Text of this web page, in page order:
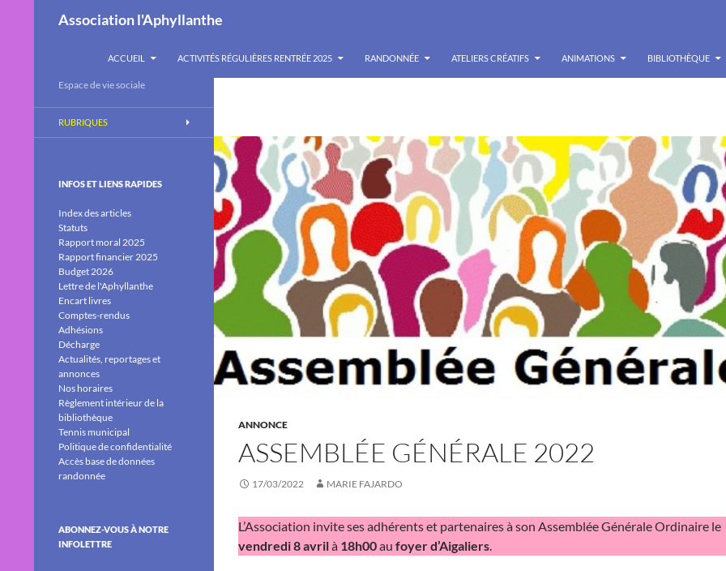
Association l'Aphyllanthe
ACCUEIL
ACTIVITÉS RÉGULIÈRES RENTRÉE 2025 RANDONNÉE ATELIERS CRÉATIFS ANIMATIONS BIBLIOTHÈQUE
ANNONCE
ASSEMBLÉE GÉNÉRALE 2022
17/03/2022 MARIE FAJARDO
L’Association invite ses adhérents et partenaires à son Assemblée Générale Ordinaire le
vendredi 8 avrilà 18h00au foyer d’Aigaliers.
Espace de vie sociale
RUBRIQUES
INFOS ET LIENS RAPIDES
Index des articles
Statuts
Rapport moral 2025
Rapport financier 2025
Budget 2026
Lettre de l'Aphyllanthe
Encart livres
Comptes-rendus
Adhésions
Décharge
Actualités, reportages et
annonces
Nos horaires
Règlement intérieur de la
bibliothèque
Tennis municipal
Politique de confidentialité
Accès base de données
randonnée
ABONNEZ-VOUS À NOTRE
INFOLETTRE